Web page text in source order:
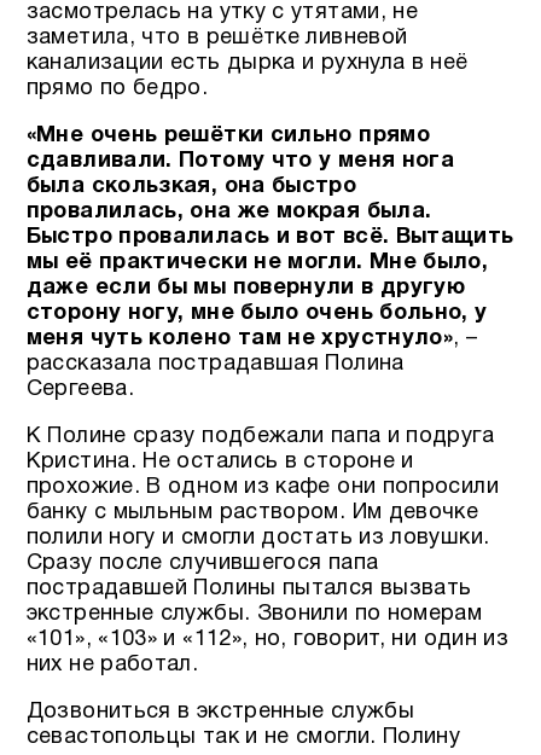
засмотрелась на утку с утятами, не
заметила, что в решётке ливневой
канализации есть дырка и рухнула в неё
прямо по бедро.
«Мне очень решётки сильно прямо
сдавливали. Потому что у меня нога
была скользкая, она быстро
провалилась, она же мокрая была.
Быстро провалилась и вот всё. Вытащить
мы её практически не могли. Мне было,
даже если бы мы повернули в другую
сторону ногу, мне было очень больно, у
меня чуть колено там не хрустнуло», –
рассказала пострадавшая Полина
Сергеева.
К Полине сразу подбежали папа и подруга
Кристина. Не остались в стороне и
прохожие. В одном из кафе они попросили
банку с мыльным раствором. Им девочке
полили ногу и смогли достать из ловушки.
Сразу после случившегося папа
пострадавшей Полины пытался вызвать
экстренные службы. Звонили по номерам
«101», «103» и «112», но, говорит, ни один из
них не работал.
Дозвониться в экстренные службы
севастопольцы так и не смогли. Полину